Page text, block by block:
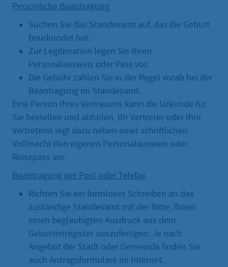
Persönliche Beantragung
Suchen Sie das Standesamt auf, das die Geburt
beurkundet hat.
Zur Legitimation legen Sie Ihren
Personalausweis oder Pass vor.
Die Gebühr zahlen Sie in der Regel vorab bei der
Beantragung im Standesamt.
Eine Person Ihres Vertrauens kann die Urkunde für
Sie bestellen und abholen, Ihr Vertreter oder Ihre
Vertreterin legt dazu neben einer schriftlichen
Vollmacht den eigenen Personalausweis oder
Reisepass vor.
Beantragung per Post oder Telefax
Richten Sie ein formloses Schreiben an das
zuständige Standesamt mit der Bitte, Ihnen
einen beglaubigten Ausdruck aus dem
Geburtenregister auszufertigen. Je nach
Angebot der Stadt oder Gemeinde finden Sie
auch Antragsformulare im Internet.